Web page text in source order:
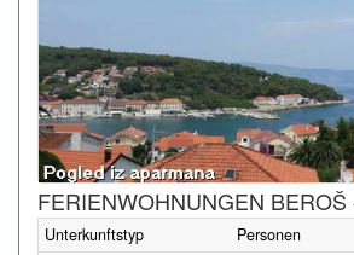
FERIENWOHNUNGEN
Unterkunftstyp Personen